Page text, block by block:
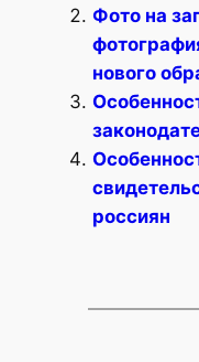
Фото на
нового
россиян